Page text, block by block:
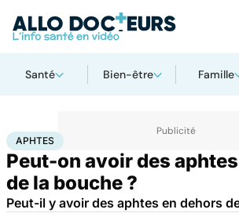
Santé Bien-être Famille
AccueilSanté
APHTES
Peut-on avoir des
de la bouche ?
Peut-il y avoir des aphtes en dehors